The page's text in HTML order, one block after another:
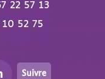
22 57 13
52 75
Suivre